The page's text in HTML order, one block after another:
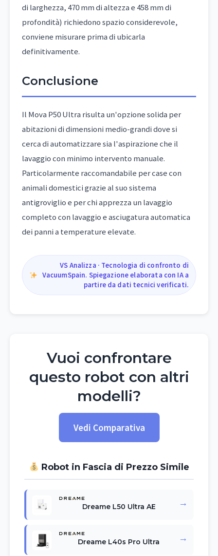
di larghezza, 470 mm di altezza e 458 mm di
profondità) richiedono spazio considerevole,
conviene misurare prima di ubicarla
definitivamente.
Conclusione
Il Mova P50 Ultra risulta un'opzione solida per
abitazioni di dimensioni medio-grandi dove si
cerca di automatizzare sia l'aspirazione che il
lavaggio con minimo intervento manuale.
Particolarmente raccomandabile per case con
animali domestici grazie al suo sistema
antigroviglio e per chi apprezza un lavaggio
completo con lavaggio e asciugatura automatica
dei panni a temperature elevate.
VS Analizza · Tecnologia di confronto di
VacuumSpain. Spiegazione elaborata con IA a
partire da dati tecnici verificati.
Vuoi confrontare
questo robot con altri
modelli?
Vedi Comparativa
Robot in Fascia di Prezzo Simile
Dreame L50 Ultra AE →
Dreame L40s Pro Ultra →